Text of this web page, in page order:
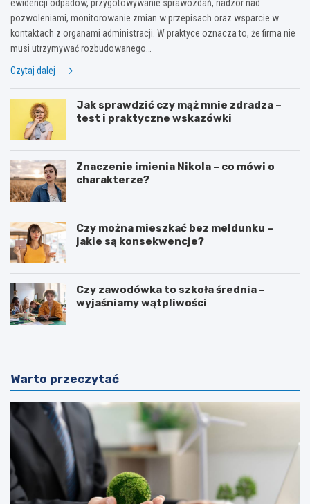
ewidencji odpadów, przygotowywanie sprawozdań, nadzór nad
pozwoleniami, monitorowanie zmian w przepisach oraz wsparcie w
kontaktach z organami administracji. W praktyce oznacza to, że firma nie
musi utrzymywać rozbudowanego…
Czytaj dalej
Jak sprawdzić czy mąż mnie zdradza –
test i praktyczne wskazówki
Znaczenie imienia Nikola – co mówi o
charakterze?
Czy można mieszkać bez meldunku –
jakie są konsekwencje?
Czy zawodówka to szkoła średnia –
wyjaśniamy wątpliwości
Warto przeczytać